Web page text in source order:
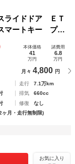
イドドア ＥＴ
マートキー プッ
トエアコン メモ
本体価格
41
万円
諸費用
6.8
万円
月々 4,800 円
走行
7.1万km
排気
660cc
修復
なし
ヶ月・走行無制限)
お気に入り